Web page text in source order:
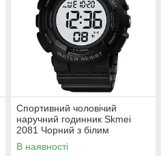
Спортивний чоловічий
наручний годинник Skmei
2081 Чорний з білим
В наявності